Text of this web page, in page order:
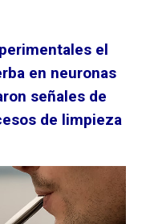
el
en neuronas
señales de
de limpieza